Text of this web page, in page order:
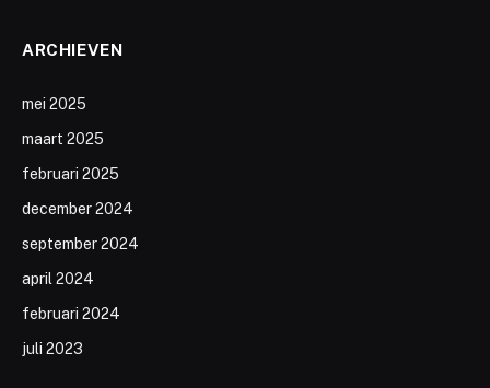
ARCHIEVEN
mei 2025
maart 2025
februari 2025
december 2024
september 2024
april 2024
februari 2024
juli 2023